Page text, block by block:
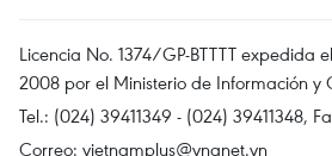
Licencia No. 1374/GP-BTTTT expedida
2008 por el Ministerio de Información y
Tel.: (024) 39411349 - (024) 39411348,
Correo: vietnamplus@vnanet.vn